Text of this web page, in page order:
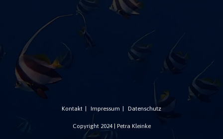
Kontakt Impressum Datenschutz
Copyright 2024 | Petra Kleinke